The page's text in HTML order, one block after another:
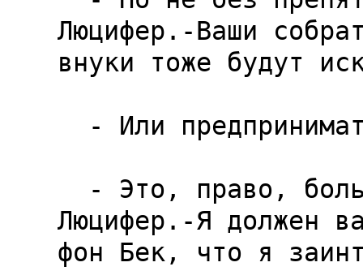
Люцифер.-Ваши
внуки тоже будут
Люцифер.-Я должен
фон Бек, что я